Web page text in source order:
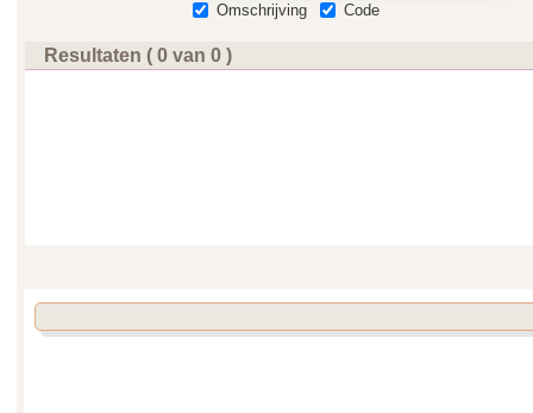
Omschrijving Code
Resultaten ( 0 van 0 )